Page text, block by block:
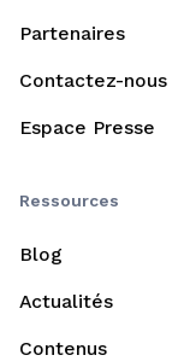
Partenaires
Contactez-nous
Espace Presse
Ressources
Blog
Actualités
Contenus